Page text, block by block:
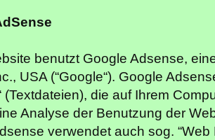
benutzt Google Adsense,
USA (“Google“). Google
(Textdateien), die auf Ihrem
Analyse der Benutzung der
verwendet auch sog. “Web